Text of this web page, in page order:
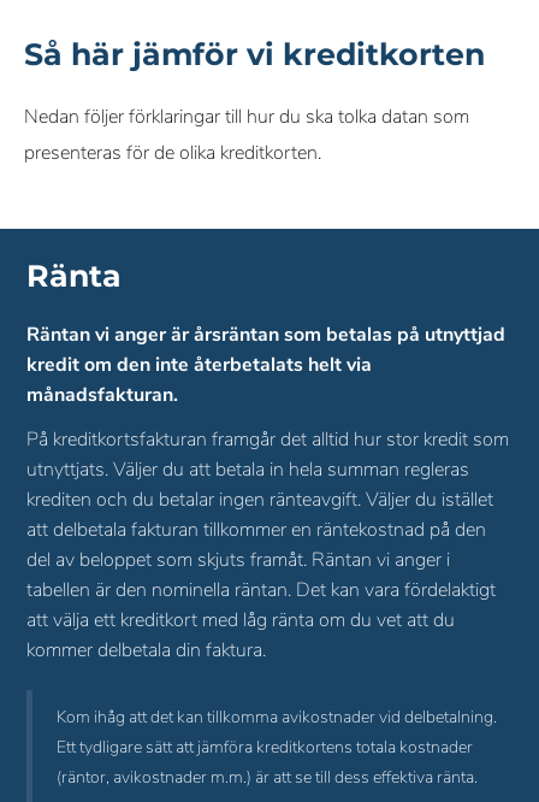
sina utgifter för drivmedel, laddning och andra bilkostnader
ett tankkort erbjuda rabatter, bonus och försäkringar som är
framtagna för att gynna bilister. Exempelvis kan bonus ges
Läs mer om tankkort här
Så här jämför vi kreditkorten
Nedan följer förklaringar till hur du ska tolka datan som
presenteras för de olika kreditkorten.
Ränta
Räntan vi anger är årsräntan som betalas på utnyttjad
kredit om den inte återbetalats helt via
månadsfakturan.
På kreditkortsfakturan framgår det alltid hur stor kredit som
utnyttjats. Väljer du att betala in hela summan regleras
krediten och du betalar ingen ränteavgift. Väljer du istället
att delbetala fakturan tillkommer en räntekostnad på den
del av beloppet som skjuts framåt. Räntan vi anger i
tabellen är den nominella räntan. Det kan vara fördelaktigt
att välja ett kreditkort med låg ränta om du vet att du
kommer delbetala din faktura.
Kom ihåg att det kan tillkomma avikostnader vid delbetalning.
Ett tydligare sätt att jämföra kreditkortens totala kostnader
(räntor, avikostnader m.m.) är att se till dess effektiva ränta.